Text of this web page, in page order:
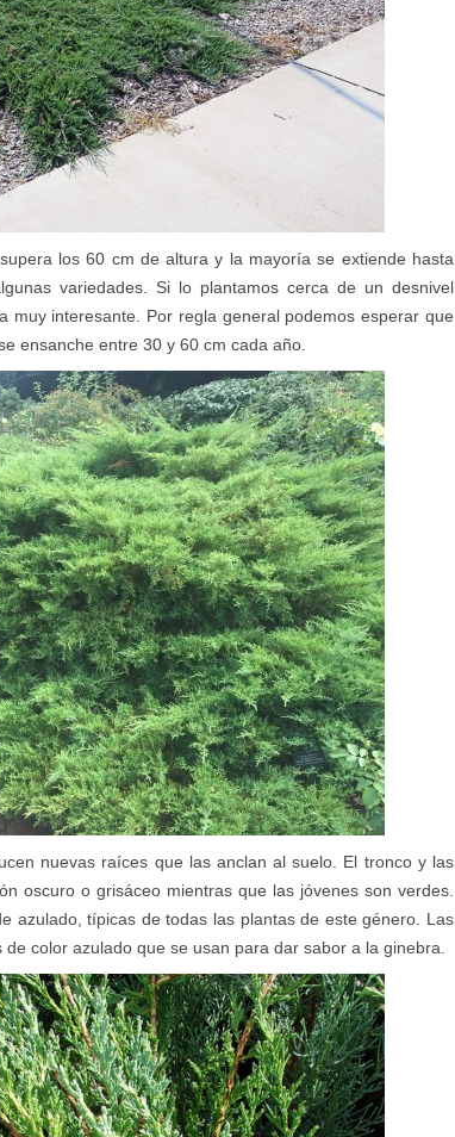
los 60 cm de altura y la mayoría se extiende hasta
variedades. Si lo plantamos cerca de un desnivel
muy interesante. Por regla general podemos esperar que
ensanche entre 30 y 60 cm cada año.
nuevas raíces que las anclan al suelo. El tronco y las
oscuro o grisáceo mientras que las jóvenes son verdes.
azulado, típicas de todas las plantas de este género. Las
color azulado que se usan para dar sabor a la ginebra.